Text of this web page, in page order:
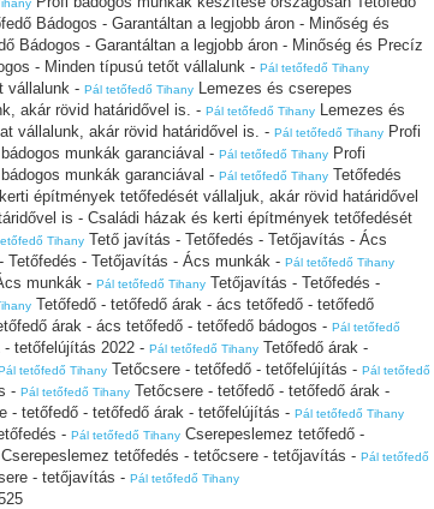
Bádogos - Garantáltan a legjobb áron - Minőség és
Bádogos - Garantáltan a legjobb áron - Minőség és Precíz
- Minden típusú tetőt vállalunk - Pál tetőfedő Tihany
vállalunk - Pál tetőfedő Tihany Lemezes és cserepes
akár rövid határidővel is. - Pál tetőfedő Tihany Lemezes és
vállalunk, akár rövid határidővel is. - Pál tetőfedő Tihany Profi
munkák garanciával - Pál tetőfedő Tihany Profi
munkák garanciával - Pál tetőfedő Tihany Tetőfedés
építmények tetőfedését vállaljuk, akár rövid határidővel
is - Családi házak és kerti építmények tetőfedését
Tihany Tető javítás - Tetőfedés - Tetőjavítás - Ács
Tetőfedés - Tetőjavítás - Ács munkák - Pál tetőfedő Tihany
munkák - Pál tetőfedő Tihany Tetőjavítás - Tetőfedés -
Tetőfedő - tetőfedő árak - ács tetőfedő - tetőfedő
árak - ács tetőfedő - tetőfedő bádogos - Pál tetőfedő
tetőfelújítás 2022 - Pál tetőfedő Tihany Tetőfedő árak -
tetőfedő Tihany Tetőcsere - tetőfedő - tetőfelújítás - Pál tetőfedő
- Pál tetőfedő Tihany Tetőcsere - tetőfedő - tetőfedő árak -
- tetőfedő - tetőfedő árak - tetőfelújítás - Pál tetőfedő Tihany
- Pál tetőfedő Tihany Cserepeslemez tetőfedő -
Cserepeslemez tetőfedés - tetőcsere - tetőjavítás - Pál tetőfedő
- tetőjavítás - Pál tetőfedő Tihany